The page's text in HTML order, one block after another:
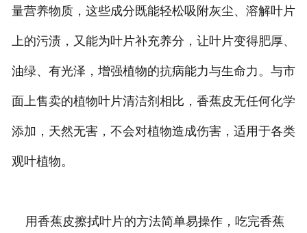
量营养物质，这些成分既能轻松吸附灰尘、溶解叶片
上的污渍，又能为叶片补充养分，让叶片变得肥厚、
油绿、有光泽，增强植物的抗病能力与生命力。与市
面上售卖的植物叶片清洁剂相比，香蕉皮无任何化学
添加，天然无害，不会对植物造成伤害，适用于各类
观叶植物。
用香蕉皮擦拭叶片的方法简单易操作，吃完香蕉